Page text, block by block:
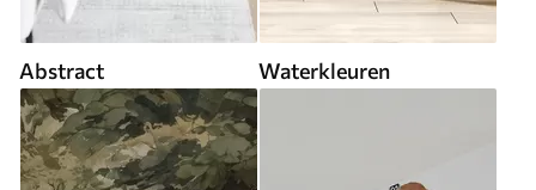
Abstract Waterkleuren